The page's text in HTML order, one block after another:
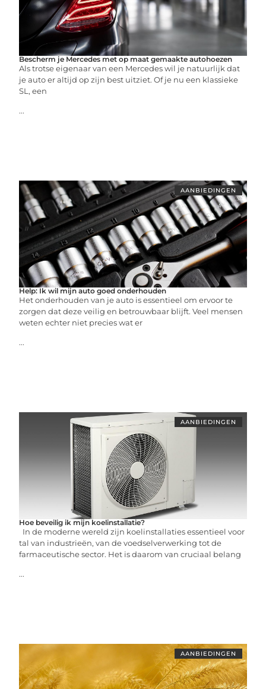
Bescherm je Mercedes met op maat gemaakte autohoezen
Als trotse eigenaar van een Mercedes wil je natuurlijk dat
je auto er altijd op zijn best uitziet. Of je nu een klassieke
SL, een
...
AANBIEDINGEN
Help: Ik wil mijn auto goed onderhouden
Het onderhouden van je auto is essentieel om ervoor te
zorgen dat deze veilig en betrouwbaar blijft. Veel mensen
weten echter niet precies wat er
...
AANBIEDINGEN
Hoe beveilig ik mijn koelinstallatie?
In de moderne wereld zijn koelinstallaties essentieel voor
tal van industrieën, van de voedselverwerking tot de
farmaceutische sector. Het is daarom van cruciaal belang
...
AANBIEDINGEN